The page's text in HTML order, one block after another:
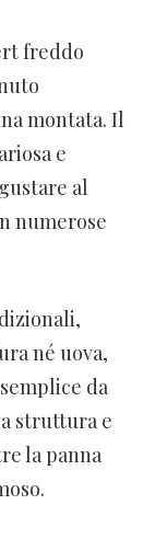
freddo
montata. Il
e
al
numerose
né uova,
da
struttura e
la panna